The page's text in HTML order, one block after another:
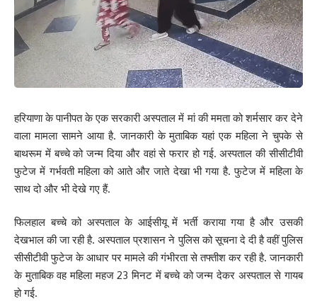
हरियाणा के पानीपत के एक सरकारी अस्पताल में मां की ममता को शर्मसार कर देने
वाला मामला सामने आया है. जानकारी के मुताबिक यहां एक महिला ने चुपके से
बाथरूम में बच्चे को जन्म दिया और वहां से फरार हो गई. अस्पताल की सीसीटीवी
फुटेज में गर्भवती महिला को आते और जाते देखा भी गया है. फुटेज में महिला के
साथ दो और भी देखे गए हैं.
फिलहाल बच्चे को अस्पताल के आईसीयू में भर्ती कराया गया है और उसकी
देखभाल की जा रही है. अस्पताल प्रशासन ने पुलिस को सूचना दे दी है वहीं पुलिस
सीसीटीवी फुटेज के आधार पर मामले की गंभीरता से तफ्तीश कर रही है. जानकारी
के मुताबिक वह महिला महज 23 मिनट में बच्चे को जन्म देकर अस्पताल से गायब
हो गई.